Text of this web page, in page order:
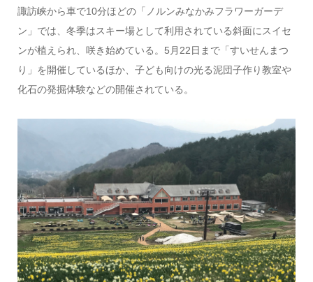
諏訪峡から車で10分ほどの「ノルンみなかみフラワーガーデ
ン」では、冬季はスキー場として利用されている斜面にスイセ
ンが植えられ、咲き始めている。 5 月 22日まで「すいせんまつ
り」を開催しているほか、子ども向けの光る泥団子作り教室や
化石の発掘体験などの開催されている。